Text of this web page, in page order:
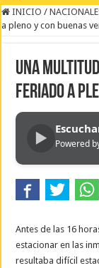
INICIO /
a pleno y con buenas
Una
feriado a
▶ Powered
Antes de las 16
estacionar en las
resultaba difícil